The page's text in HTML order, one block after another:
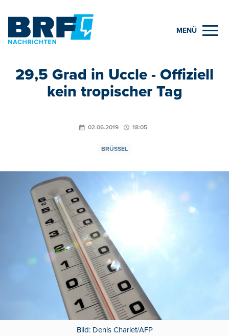
MENÜ
29,5 Grad in Uccle - Offiziell
kein tropischer Tag
02.06.2019 18:05
BRÜSSEL
Bild: Denis Charlet/AFP